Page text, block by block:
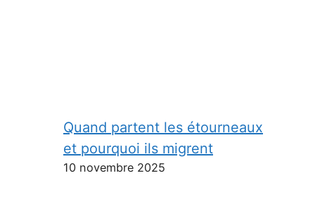
Quand partent les étourneaux
et pourquoi ils migrent
10 novembre 2025